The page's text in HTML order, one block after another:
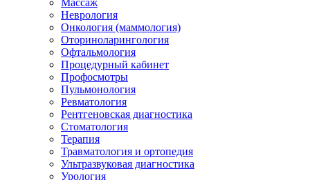
Массаж
Неврология
Онкология (маммология)
Оториноларингология
Офтальмология
Процедурный кабинет
Профосмотры
Пульмонология
Ревматология
Рентгеновская диагностика
Стоматология
Терапия
Травматология и ортопедия
Ультразвуковая диагностика
Урология